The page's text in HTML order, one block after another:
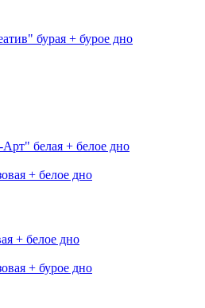
бурая + бурое дно
белая + белое дно
+ белое дно